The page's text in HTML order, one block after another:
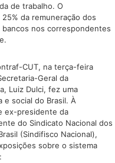
de trabalho. O
da remuneração dos
nos correspondentes
CUT, na terça-feira
Geral da
Luiz Dulci, fez uma
e social do Brasil. À
ex-presidente da
do Sindicato Nacional dos
(Sindifisco Nacional),
sobre o sistema